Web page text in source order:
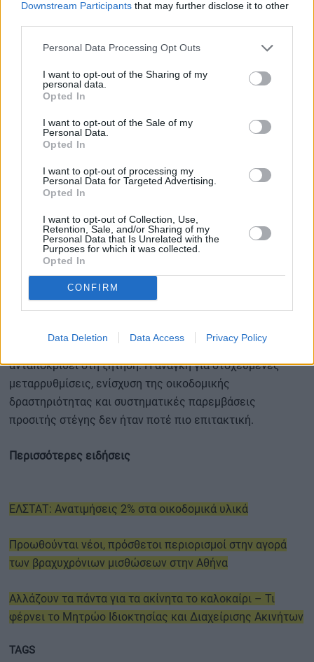
Downstream Participants that may further disclose it to other
Personal Data Processing Opt Outs
I want to opt-out of the Sharing of my
personal data.
Opted In
I want to opt-out of the Sale of my
Personal Data.
Opted In
I want to opt-out of processing my
Personal Data for Targeted Advertising.
Opted In
I want to opt-out of Collection, Use,
Retention, Sale, and/or Sharing of my
Personal Data that Is Unrelated with the
Purposes for which it was collected.
Opted In
CONFIRM
Data Deletion Data Access Privacy Policy
ευρωπαϊκής γης χρησιμοποιείται για οικιστική ανάπτυξη,
σε αντίθεση με το 74% που παραμένει σε γεωργική ή
δασική χρήση. Τη μεγαλύτερη πυκνότητα κατοικίας
Αμβούργο και οι Βρυξέλλες, ενώ σε αγροτικές περιοχές
όπως στην Αραγωνία της Ισπανίας το ποσοστό οικιστικής
γης δεν ξεπερνά το 0,3%.
Όλα τα παραπάνω συγκλίνουν στο συμπέρασμα ότι
Ελλάδα παραμένει σταθερά ουραγός στον
κατασκευαστικό τομέα και αυτή η υστέρηση αποτελεί μία
από τις βασικές αιτίες της στεγαστικής κρίσης. Η
περιορισμένη παραγωγή νέων κατοικιών, οι χαμηλές
επενδύσεις, η γήρανση του οικιστικού αποθέματος και η
απουσία συνεκτικής στεγαστικής πολιτικής
ένα περιβάλλον όπου η προσφορά δεν μπορεί να
ανταποκριθεί στη ζήτηση. Η ανάγκη για στοχευμένες
μεταρρυθμίσεις, ενίσχυση της οικοδομικής
δραστηριότητας και συστηματικές παρεμβάσεις
προσιτής στέγης δεν ήταν ποτέ πιο επιτακτική.
Περισσότερες ειδήσεις
ΕΛΣΤΑΤ: Ανατιμήσεις 2% στα οικοδομικά υλικά
Προωθούνται νέοι, πρόσθετοι περιορισμοί στην αγορά
των βραχυχρόνιων μισθώσεων στην Αθήνα
Αλλάζουν τα πάντα για τα ακίνητα το καλοκαίρι – Τι
φέρνει το Μητρώο Ιδιοκτησίας και Διαχείρισης Ακινήτων
TAGS